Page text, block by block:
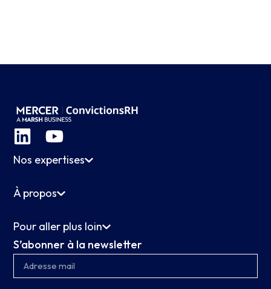
Nos expertises
À propos
Pour aller plus loin
S’abonner à la newsletter